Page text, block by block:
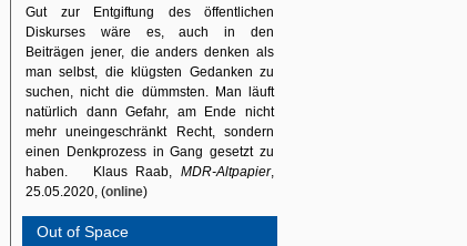
Gut zur Entgiftung des öffentlichen
Diskurses wäre es, auch in den
Beiträgen jener, die anders denken als
man selbst, die klügsten Gedanken zu
suchen, nicht die dümmsten. Man läuft
natürlich dann Gefahr, am Ende nicht
mehr uneingeschränkt Recht, sondern
einen Denkprozess in Gang gesetzt zu
haben. Klaus Raab, MDR-Altpapier,
25.05.2020, (online)
Out of Space